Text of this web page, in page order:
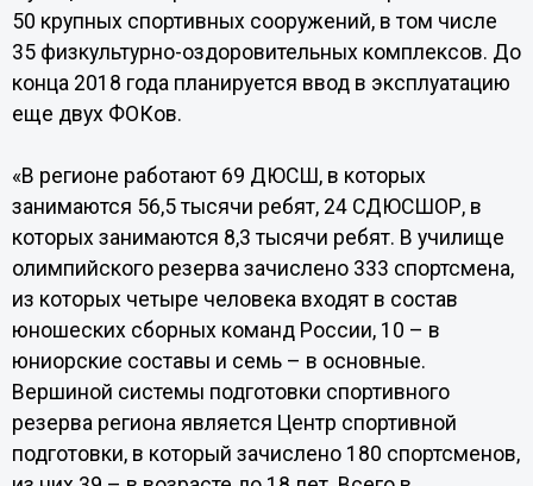
50 крупных спортивных сооружений, в том числе
35 физкультурно-оздоровительных комплексов. До
конца 2018 года планируется ввод в эксплуатацию
еще двух ФОКов.
«В регионе работают 69 ДЮСШ, в которых
занимаются 56,5 тысячи ребят, 24 СДЮСШОР, в
которых занимаются 8,3 тысячи ребят. В училище
олимпийского резерва зачислено 333 спортсмена,
из которых четыре человека входят в состав
юношеских сборных команд России, 10 – в
юниорские составы и семь – в основные.
Вершиной системы подготовки спортивного
резерва региона является Центр спортивной
подготовки, в который зачислено 180 спортсменов,